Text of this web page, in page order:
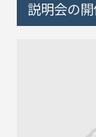
説明会の